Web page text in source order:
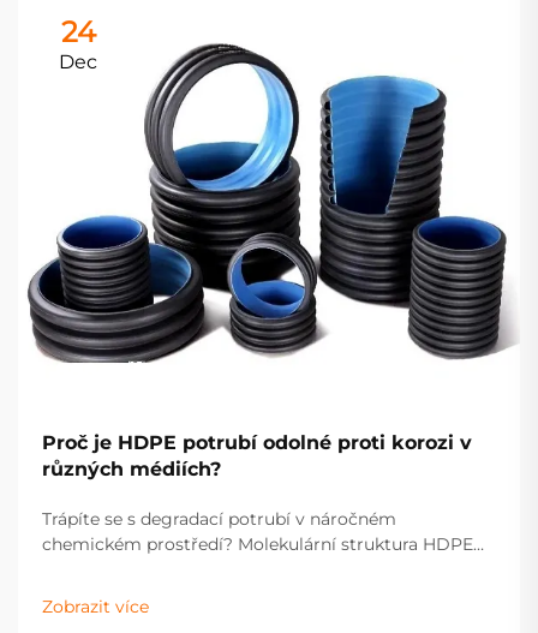
24
Dec
Proč je HDPE potrubí odolné proti korozi v
různých médiích?
Trápíte se s degradací potrubí v náročném
chemickém prostředí? Molekulární struktura HDPE
médiích. Objevte vědecké pozadí – stáhněte si
technický průvodce již dnes.
Zobrazit více